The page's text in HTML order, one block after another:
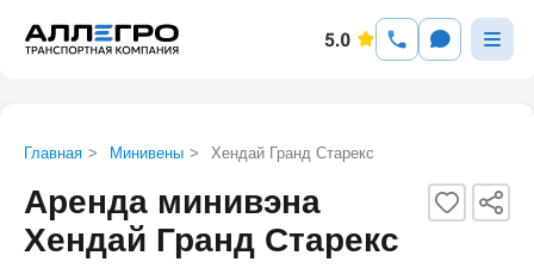
Главная > Минивены > Хендай Гранд Старекc
Аренда минивэна
Хендай Гранд Старекс